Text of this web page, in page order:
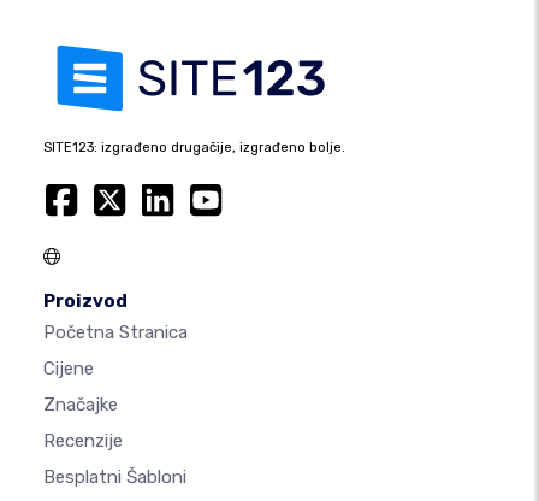
SITE123: izgrađeno drugačije, izgrađeno bolje.
Proizvod
Početna Stranica
Cijene
Značajke
Recenzije
Besplatni Šabloni